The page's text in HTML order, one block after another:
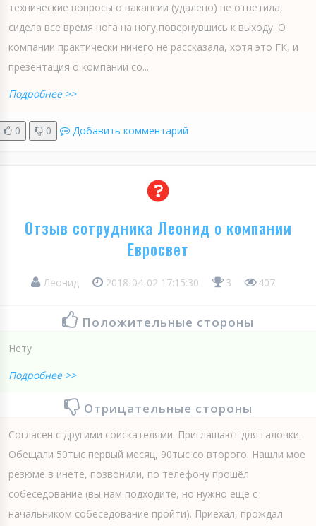
технические вопросы о вакансии (удалено) не ответила,
сидела все время нога на ногу,повернувшись к выходу. О
компании практически ничего не рассказала, хотя это ГК, и
презентация о компании со...
Подробнее >>
0 0 Добавить комментарий
Отзыв сотрудника Леонид о компании
Евросвет
Леонид 2018-04-02 17:15:30 3 407
Положительные стороны
Нету
Подробнее >>
Отрицательные стороны
Согласен с другими соискателями. Приглашают для галочки.
Обещали 50тыс первый месяц, 90тыс со второго. Нашли мое
резюме в инете, позвонили, по телефону прошёл
собеседование (вы нам подходите, но нужно ещё с
начальником собеседование пройти). Приехал, прождал